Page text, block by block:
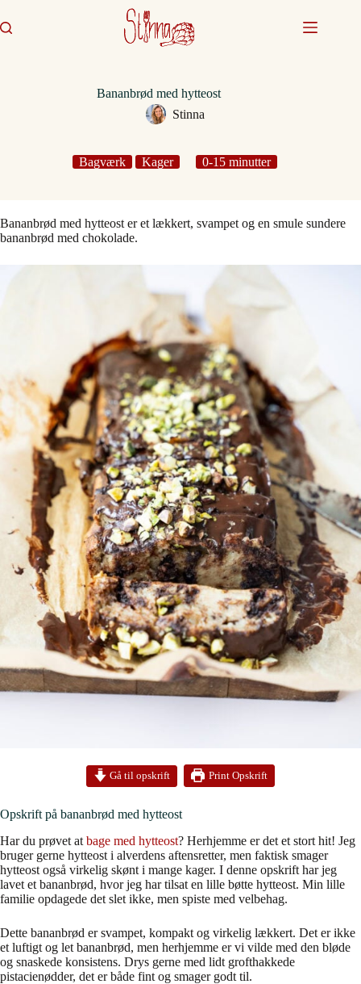
til
indhold
Bananbrød med hytteost
Stinna
Bagværk Kager 0-15 minutter
Bananbrød med hytteost er et lækkert, svampet og en smule sundere
bananbrød med chokolade.
Gå til opskrift Print Opskrift
Opskrift på bananbrød med hytteost
Har du prøvet at bage med hytteost? Herhjemme er det et stort hit! Jeg
bruger gerne hytteost i alverdens aftensretter, men faktisk smager
hytteost også virkelig skønt i mange kager. I denne opskrift har jeg
lavet et bananbrød, hvor jeg har tilsat en lille bøtte hytteost. Min lille
familie opdagede det slet ikke, men spiste med velbehag.
Dette bananbrød er svampet, kompakt og virkelig lækkert. Det er ikke
et luftigt og let bananbrød, men herhjemme er vi vilde med den bløde
og snaskede konsistens. Drys gerne med lidt grofthakkede
pistacienødder, det er både fint og smager godt til.